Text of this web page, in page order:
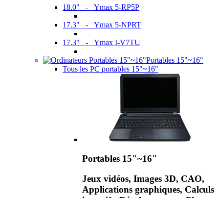
18.0" - Ymax 5-RP5P
17.3" - Ymax 5-NPRT
17.3" - Ymax I-V7TU
Portables 15"~16"
Tous les PC portables 15"~16"
Portables 15"~16"
Jeux vidéos, Images 3D, CAO,
Applications graphiques, Calculs